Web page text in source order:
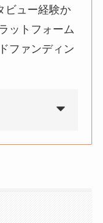
ビュー経験か
ットフォーム
ファンディン